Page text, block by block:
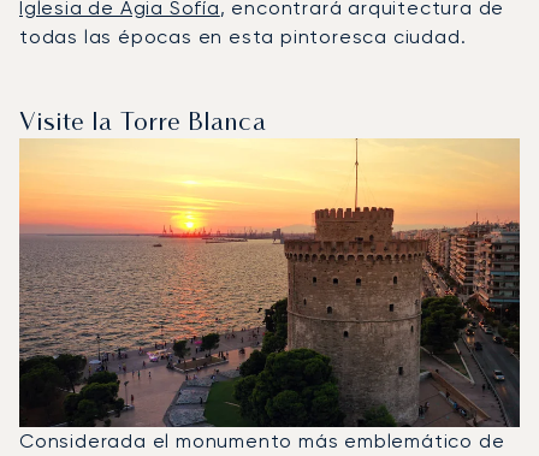
Iglesia de Agia Sofía, encontrará arquitectura de
todas las épocas en esta pintoresca ciudad.
Visite la Torre Blanca
Considerada el monumento más emblemático de